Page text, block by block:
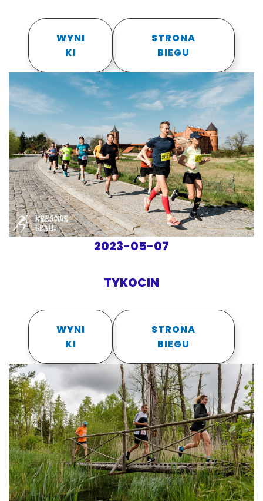
WYNI
KI
STRONA
BIEGU
2023-05-07
TYKOCIN
WYNI
KI
STRONA
BIEGU